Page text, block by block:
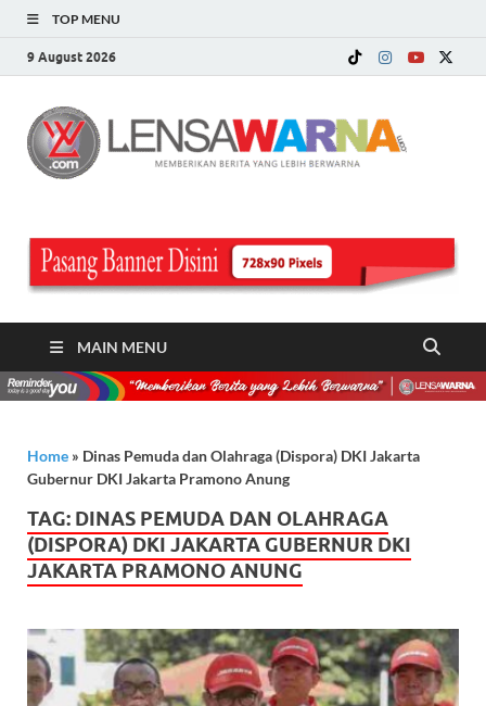
TOP MENU
9 August 2026
MAIN MENU
Home » Dinas Pemuda dan Olahraga (Dispora) DKI Jakarta
Gubernur DKI Jakarta Pramono Anung
TAG: DINAS PEMUDA DAN OLAHRAGA
(DISPORA) DKI JAKARTA GUBERNUR DKI
JAKARTA PRAMONO ANUNG